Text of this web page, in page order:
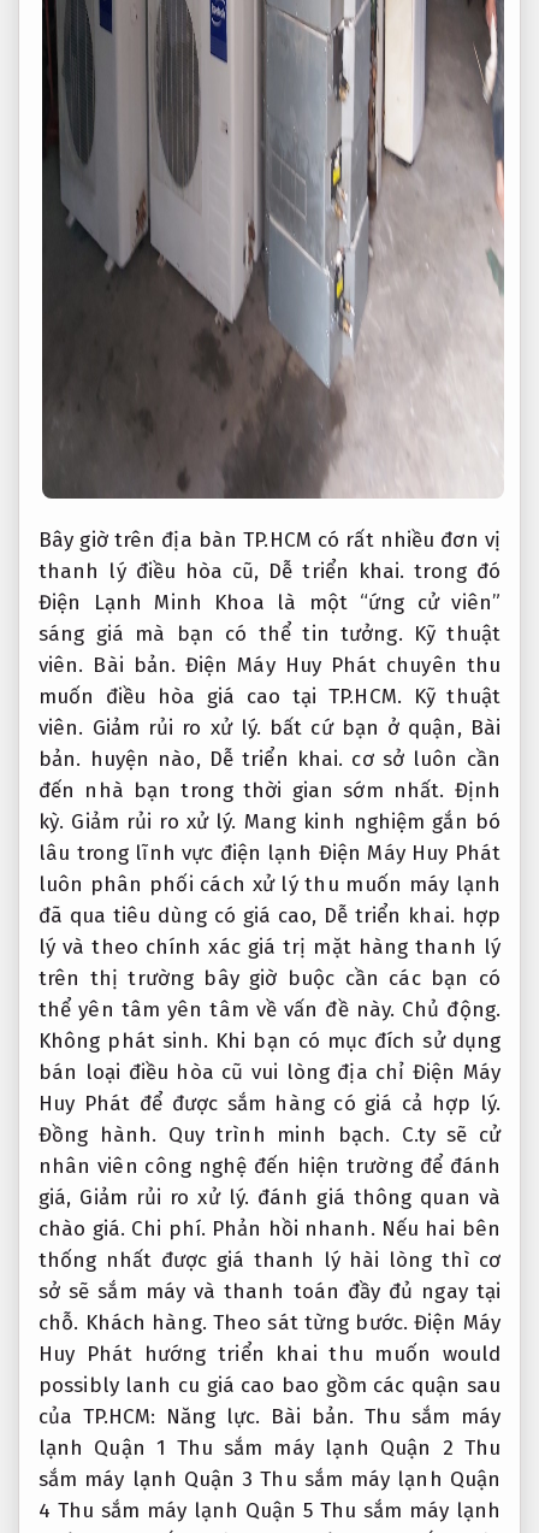
Bây giờ trên địa bàn TP.HCM có rất nhiều đơn vị
thanh lý điều hòa cũ, Dễ triển khai. trong đó
Điện Lạnh Minh Khoa là một “ứng cử viên”
sáng giá mà bạn có thể tin tưởng. Kỹ thuật
viên. Bài bản. Điện Máy Huy Phát chuyên thu
muốn điều hòa giá cao tại TP.HCM.
Kỹ thuật
viên. Giảm rủi ro xử lý. bất cứ bạn ở quận, Bài
bản. huyện nào, Dễ triển khai. cơ sở luôn cần
đến nhà bạn trong thời gian sớm nhất. Định
kỳ. Giảm rủi ro xử lý. Mang kinh nghiệm gắn bó
lâu trong lĩnh vực điện lạnh Điện Máy Huy Phát
luôn phân phối cách xử lý thu muốn máy lạnh
đã qua tiêu dùng có giá cao, Dễ triển khai. hợp
lý và theo chính xác giá trị mặt hàng thanh lý
trên thị trường bây giờ buộc cần các bạn có
thể yên tâm yên tâm về vấn đề này. Chủ động.
Không phát sinh. Khi bạn có mục đích sử dụng
bán loại điều hòa cũ vui lòng địa chỉ Điện Máy
Huy Phát để được sắm hàng có giá cả hợp lý.
Đồng hành. Quy trình minh bạch. C.ty sẽ cử
nhân viên công nghệ đến hiện trường để đánh
giá, Giảm rủi ro xử lý. đánh giá thông quan và
chào giá. Chi phí. Phản hồi nhanh. Nếu hai bên
thống nhất được giá thanh lý hài lòng thì cơ
sở sẽ sắm máy và thanh toán đầy đủ ngay tại
chỗ. Khách hàng. Theo sát từng bước. Điện Máy
Huy Phát hướng triển khai thu muốn would
possibly lanh cu giá cao bao gồm các quận sau
của TP.HCM: Năng lực. Bài bản. Thu sắm máy
lạnh Quận 1 Thu sắm máy lạnh Quận 2 Thu
sắm máy lạnh Quận 3 Thu sắm máy lạnh Quận
4 Thu sắm máy lạnh Quận 5 Thu sắm máy lạnh